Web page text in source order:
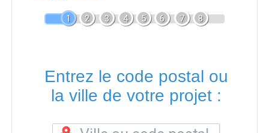
1 2 3 4 5 6 7 8
Entrez le code postal ou
la ville de votre projet :